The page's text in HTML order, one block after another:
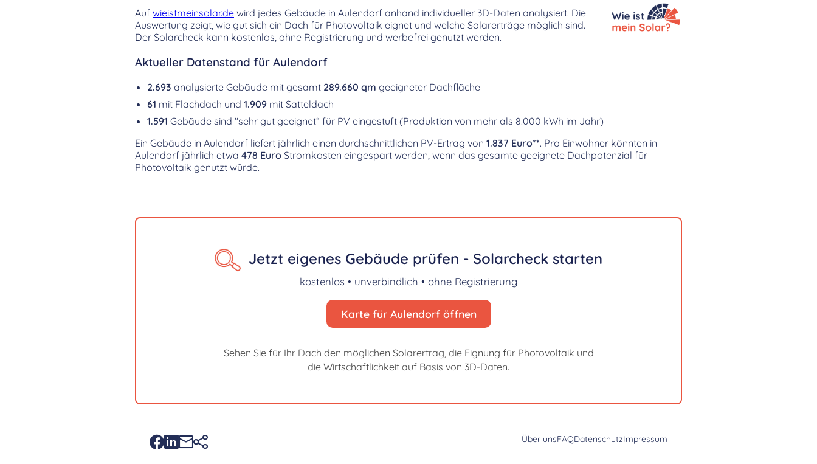
Auf wieistmeinsolar.de wird jedes Gebäude in Aulendorf anhand individueller 3D-Daten analysiert. Die
Auswertung zeigt, wie gut sich ein Dach für Photovoltaik eignet und welche Solarerträge möglich sind.
Der Solarcheck kann kostenlos, ohne Registrierung und werbefrei genutzt werden.
Aktueller Datenstand für Aulendorf
2.693 analysierte Gebäude mit gesamt 289.660 qm geeigneter Dachfläche
61 mit Flachdach und 1.909 mit Satteldach
1.591 Gebäude sind "sehr gut geeignet“ für PV eingestuft (Produktion von mehr als 8.000 kWh im Jahr)
Ein Gebäude in Aulendorf liefert jährlich einen durchschnittlichen PV-Ertrag von 1.837 Euro**. Pro Einwohner könnten in
Aulendorf jährlich etwa 478 Euro Stromkosten eingespart werden, wenn das gesamte geeignete Dachpotenzial für
Photovoltaik genutzt würde.
Jetzt eigenes Gebäude prüfen - Solarcheck starten
kostenlos • unverbindlich • ohne Registrierung
Karte für Aulendorf öffnen
Sehen Sie für Ihr Dach den möglichen Solarertrag, die Eignung für Photovoltaik und
die Wirtschaftlichkeit auf Basis von 3D-Daten.
Über unsFAQDatenschutzImpressum